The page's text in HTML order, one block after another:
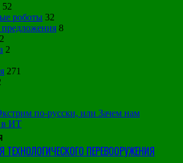
52
роботы 32
8
2
271
ПЕРЕВООРУЖЕНИЯ